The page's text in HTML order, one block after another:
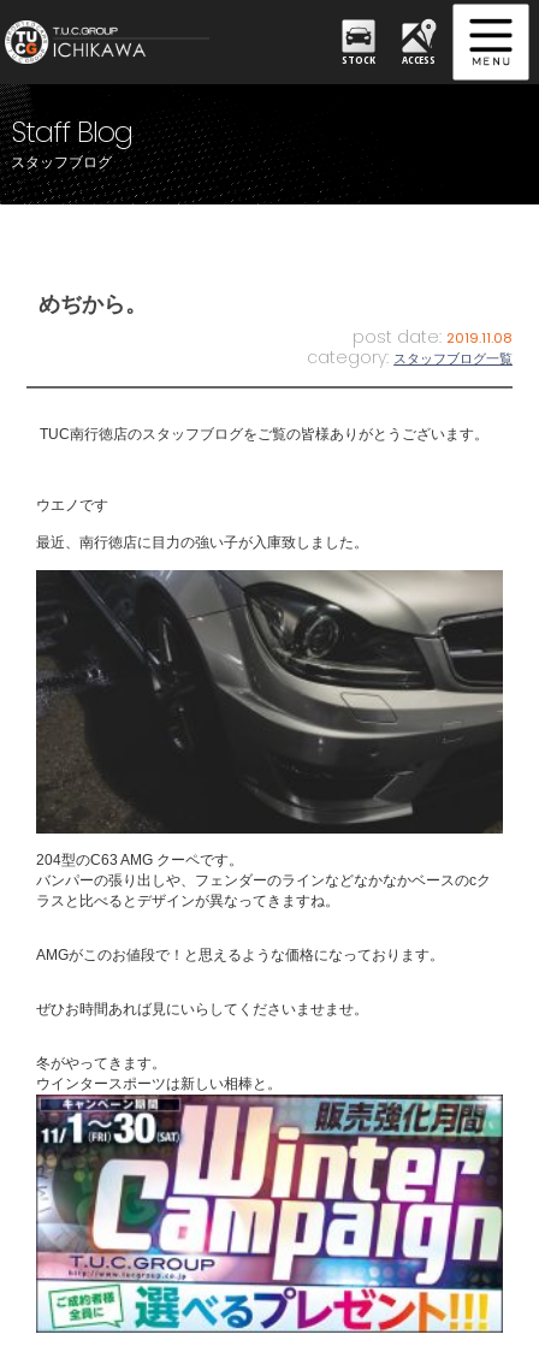
STOCK ACCESS
Staff Blog
スタッフブログ
めぢから。
post date: 2019.11.08
category: スタッフブログ一覧
TUC南行徳店のスタッフブログをご覧の皆様ありがとうございます。
ウエノです
最近、南行徳店に目力の強い子が入庫致しました。
204型のC63 AMG クーペです。
バンパーの張り出しや、フェンダーのラインなどなかなかベースのcク
ラスと比べるとデザインが異なってきますね。
AMGがこのお値段で！と思えるような価格になっております。
ぜひお時間あれば見にいらしてくださいませませ。
冬がやってきます。
ウインタースポーツは新しい相棒と。